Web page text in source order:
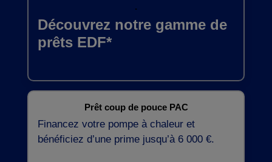
.
Découvrez notre gamme de
prêts EDF*
Prêt coup de pouce PAC
Financez votre pompe à chaleur et
bénéficiez d’une prime jusqu’à 6 000 €.